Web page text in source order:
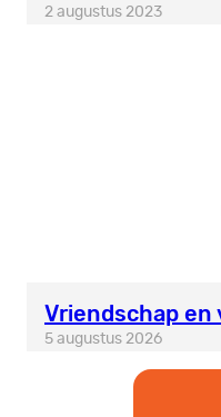
2 augustus 2023
Vriendschap en
5 augustus 2026